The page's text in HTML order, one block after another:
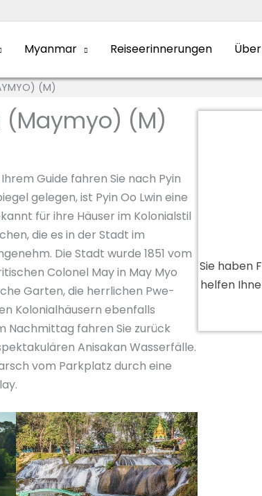
Myanmar Reiseerinnerungen
(M)
(Maymyo) (M)
Guide fahren Sie nach Pyin
gelegen, ist Pyin Oo Lwin eine
für ihre Häuser im Kolonialstil
die es in der Stadt im
Die Stadt wurde 1851 vom
Colonel May in May Myo
Garten, die herrlichen Pwe-
Kolonialhäusern ebenfalls
Nachmittag fahren Sie zurück
Anisakan Wasserfälle.
vom Parkplatz durch eine
Sie haben
helfen